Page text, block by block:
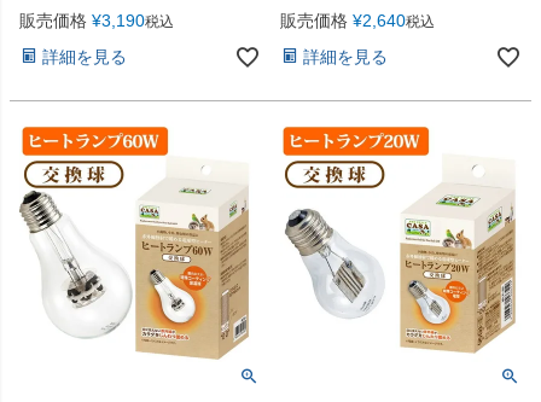
販売価格 ¥3,190税込
詳細を見る
販売価格 ¥2,640税込
詳細を見る